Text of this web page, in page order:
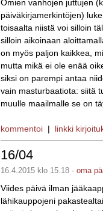
Omien vanhojen juttujen
päiväkirjamerkintöjen)
toisaalta niistä voi silloin
silloin aikoinaan
on myös paljon kaikkea,
mutta mikä ei ole enää
siksi on parempi antaa
vain masturbaatiota: siitä
muulle maailmalle se on
kommentoi | linkki
16/04
16.4.2015 klo 15.18 - oma
Viides päivä ilman
lähikauppojeni